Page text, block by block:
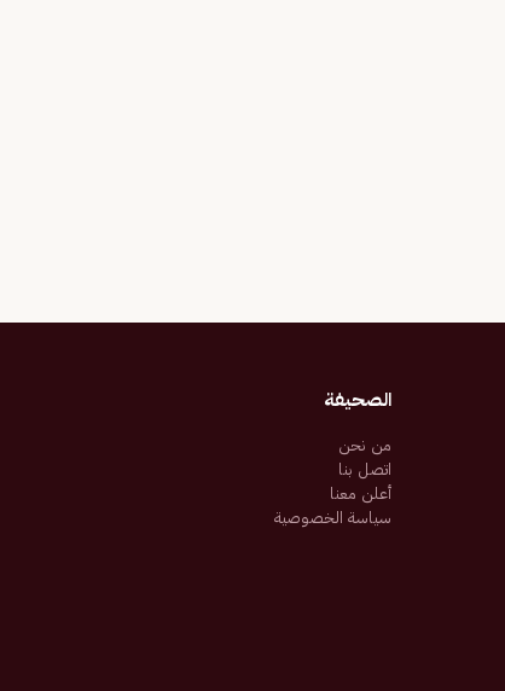
الصحيفة
من نحن
اتصل بنا
أعلن معنا
سياسة الخصوصية